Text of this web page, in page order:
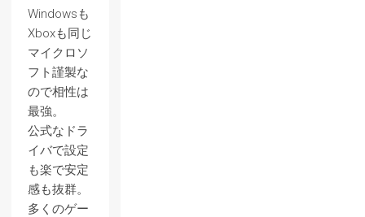
Windowsも
Xboxも同じ
マイクロソ
フト謹製な
ので相性は
最強。
公式なドラ
イバで設定
も楽で安定
感も抜群。
多くのゲー